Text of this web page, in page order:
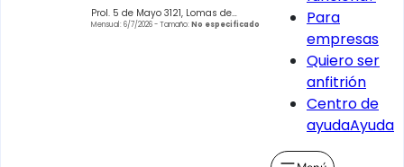
Prol. 5 de Mayo 3121, Lomas de
Tarango, Álvaro Obregón, 01620
Mensual: 6/7/2026- Tamaño: No especificado
Para
empresas
Quiero ser
anfitrión
Centro de
ayudaAyuda